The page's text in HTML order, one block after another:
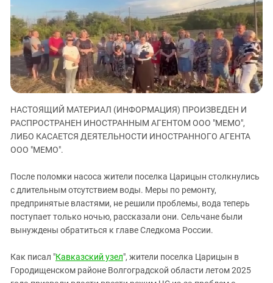
ЗАСТАВЛЯЕТ
КАВКАЗ ЗА ПАЛЕСТИНУ
ИНАКОМЫСЛИЕ В ЧЕЧНЕ
ПРЕСЛЕДОВАНИЕ АКТИВИСТОВ
МОБИЛИЗАЦИЯ И ПРОТЕСТЫ
Ингушетия
Кабардино-Балкария
Калмыкия
Карачаево-Черкесия
Краснодарский край
Нагорный Карабах
Российская Федерация
Северная Осетия - Алания
Ставропольский край
Чечня
Южная Осетия
Южный Кавказ
НАСТОЯЩИЙ МАТЕРИАЛ (ИНФОРМАЦИЯ) ПРОИЗВЕДЕН И
РАСПРОСТРАНЕН ИНОСТРАННЫМ АГЕНТОМ ООО "МЕМО",
ЛИБО КАСАЕТСЯ ДЕЯТЕЛЬНОСТИ ИНОСТРАННОГО АГЕНТА
ООО "МЕМО".
После поломки насоса жители поселка Царицын столкнулись
с длительным отсутствием воды. Меры по ремонту,
предпринятые властями, не решили проблемы, вода теперь
поступает только ночью, рассказали они. Сельчане были
вынуждены обратиться к главе Следкома России.
Как писал "Кавказский узел", жители поселка Царицын в
Городищенском районе Волгоградской области летом 2025